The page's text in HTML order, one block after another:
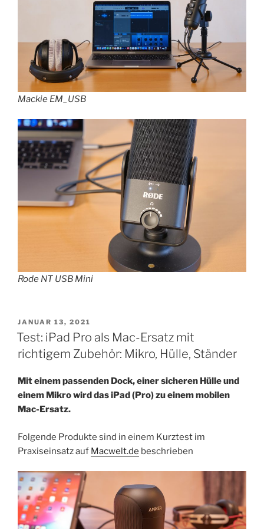
Mackie EM_USB
Rode NT USB Mini
VERÖFFENTLICHT
AM
JANUAR 13, 2021
Test: iPad Pro als Mac-Ersatz mit
richtigem Zubehör: Mikro, Hülle, Ständer
Mit einem passenden Dock, einer sicheren Hülle und
einem Mikro wird das iPad (Pro) zu einem mobilen
Mac-Ersatz.
Folgende Produkte sind in einem Kurztest im
Praxiseinsatz auf Macwelt.de beschrieben